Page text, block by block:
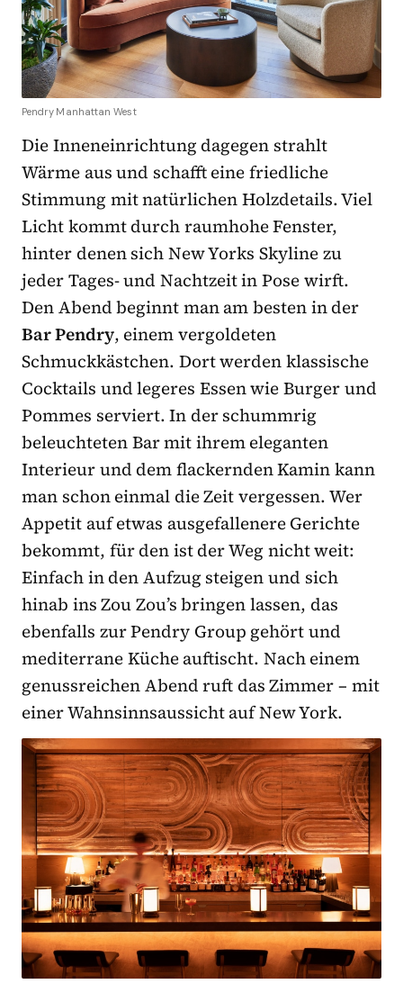
Pendry Manhattan West
Die Inneneinrichtung dagegen strahlt
Wärme aus und schafft eine friedliche
Stimmung mit natürlichen Holzdetails. Viel
Licht kommt durch raumhohe Fenster,
hinter denen sich New Yorks Skyline zu
jeder Tages- und Nachtzeit in Pose wirft.
Den Abend beginnt man am besten in der
Bar Pendry, einem vergoldeten
Schmuckkästchen. Dort werden klassische
Cocktails und legeres Essen wie Burger und
Pommes serviert. In der schummrig
beleuchteten Bar mit ihrem eleganten
Interieur und dem flackernden Kamin kann
man schon einmal die Zeit vergessen. Wer
Appetit auf etwas ausgefallenere Gerichte
bekommt, für den ist der Weg nicht weit:
Einfach in den Aufzug steigen und sich
hinab ins Zou Zou’s bringen lassen, das
ebenfalls zur Pendry Group gehört und
mediterrane Küche auftischt. Nach einem
genussreichen Abend ruft das Zimmer – mit
einer Wahnsinnsaussicht auf New York.